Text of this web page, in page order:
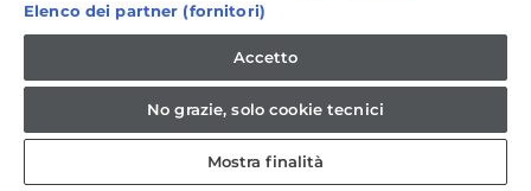
direzione e coordinamento di Candy S.p.A. - Casella PEC:
candyhoovergroupsrl@legalmail.it
IT / Italiano
Elenco dei partner (fornitori)
Accetto
No grazie, solo cookie tecnici
Mostra finalità